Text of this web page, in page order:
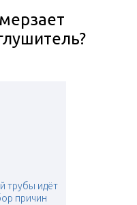
трубы идёт
причин